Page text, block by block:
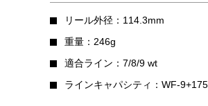
リール外径：114.3mm
重量：246g
適合ライン：7/8/9 wt
ラインキャパシティ：WF-